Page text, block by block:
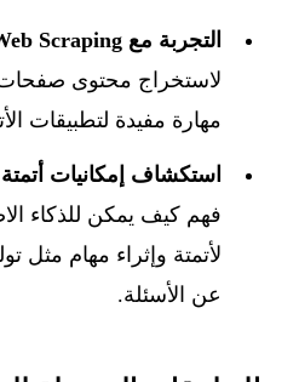
التجربة مع Web Scraping
لاستخراج محتوى صفحات
مهارة مفيدة لتطبيقات
استكشاف إمكانيات
فهم كيف يمكن للذكاء
لأتمتة وإثراء مهام مثل
عن الأسئلة.